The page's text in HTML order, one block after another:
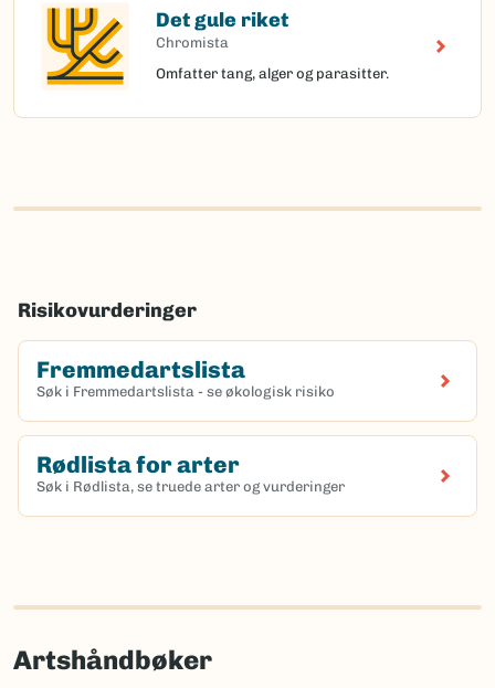
Det gule riket
Chromista
Omfatter tang, alger og parasitter.
Risikovurderinger
Fremmedartslista
Søk i Fremmedartslista - se økologisk risiko
Rødlista for arter
Søk i Rødlista, se truede arter og vurderinger
Artshåndbøker